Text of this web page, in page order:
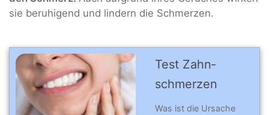
sie beruhigend und lindern die Schmerzen.
Test Zahn­
schmer­zen
Was ist die Ursache